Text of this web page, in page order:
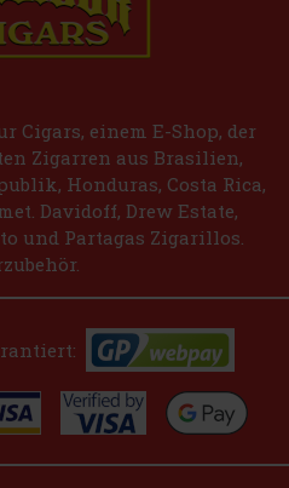
2.99 €
Cigars, einem E-Shop, der
Zigarren aus Brasilien,
Honduras, Costa Rica,
Davidoff, Drew Estate,
und Partagas Zigarillos.